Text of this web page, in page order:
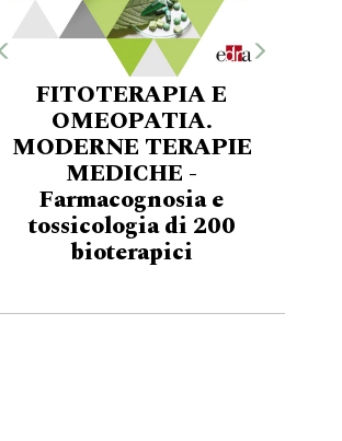
FITOTERAPIA E
OMEOPATIA.
MODERNE TERAPIE
MEDICHE -
Farmacognosia e
tossicologia di 200
bioterapici